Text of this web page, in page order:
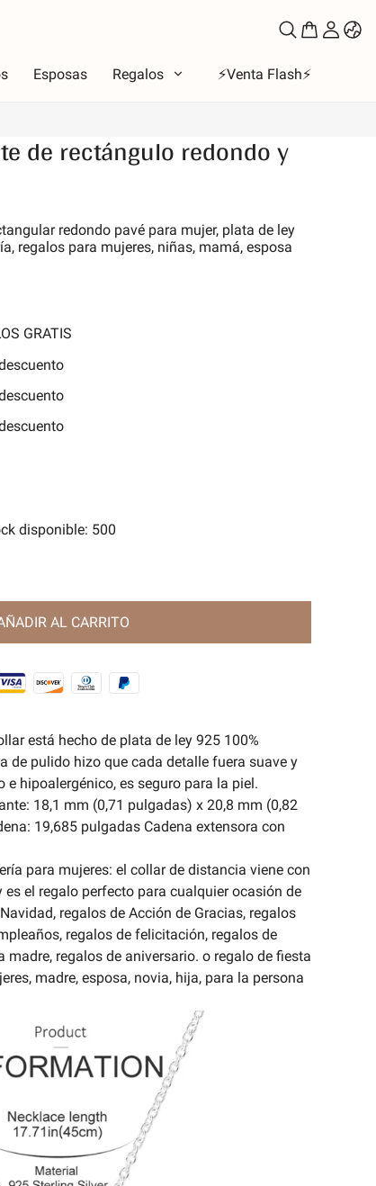
Esposas Regalos ⚡️Venta Flash⚡️
amor
de rectángulo redondo y
redondo pavé para mujer, plata de ley
regalos para mujeres, niñas, mamá, esposa
GRATIS
disponible: 500
AL CARRITO
está hecho de plata de ley 925 100%
de pulido hizo que cada detalle fuera suave y
hipoalergénico, es seguro para la piel.
18,1 mm (0,71 pulgadas) x 20,8 mm (0,82
19,685 pulgadas Cadena extensora con
para mujeres: el collar de distancia viene con
es el regalo perfecto para cualquier ocasión de
regalos de Acción de Gracias, regalos
regalos de felicitación, regalos de
madre, regalos de aniversario. o regalo de fiesta
madre, esposa, novia, hija, para la persona